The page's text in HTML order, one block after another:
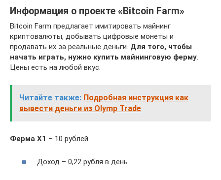
Информация о проекте «Bitcoin Farm»
Bitcoin Farm предлагает имитировать майнинг
криптовалюты, добывать цифровые монеты и
продавать их за реальные деньги. Для того, чтобы
начать играть, нужно купить майнинговую ферму.
Цены есть на любой вкус.
Читайте также: Подробная инструкция как
вывести деньги из Olymp Trade
Ферма Х1 – 10 рублей
Доход – 0,22 рубля в день